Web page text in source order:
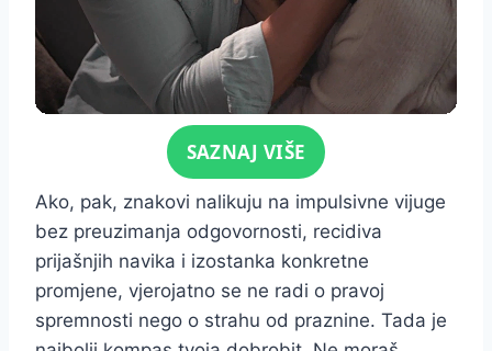
Click for soundSAZNAJ VIŠE
Ako, pak, znakovi nalikuju na impulsivne vijuge
bez preuzimanja odgovornosti, recidiva
prijašnjih navika i izostanka konkretne
promjene, vjerojatno se ne radi o pravoj
spremnosti nego o strahu od praznine. Tada je